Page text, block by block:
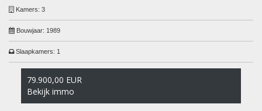
Kamers: 3
Bouwjaar: 1989
Slaapkamers: 1
79.900,00 EUR
Bekijk immo